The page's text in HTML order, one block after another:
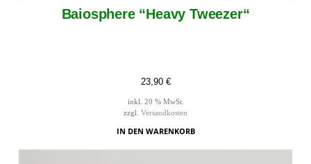
Baiosphere “Heavy Tweezer“
23,90 €
inkl. 20 % MwSt.
zzgl. Versandkosten
IN DEN WARENKORB